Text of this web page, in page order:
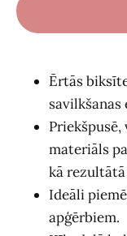
Ērtās
savilkšanas
materiāls
kā
Ideāli
apģērbiem.